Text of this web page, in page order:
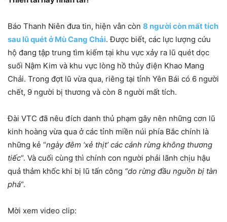
Báo Thanh Niên đưa tin, hiện vẫn còn 8 người còn mất tích
sau lũ quét ở Mù Cang Chải. Được biết, các lực lượng cứu
hộ đang tập trung tìm kiếm tại khu vực xảy ra lũ quét dọc
suối Nậm Kim và khu vực lòng hồ thủy điện Khao Mang
Chải. Trong đợt lũ vừa qua, riêng tại tỉnh Yên Bái có 6 người
chết, 9 người bị thương và còn 8 người mất tích.
Đài VTC đã nêu đích danh thủ phạm gây nên những cơn lũ
kinh hoàng vừa qua ở các tỉnh miền núi phía Bắc chính là
những kẻ “ngày đêm ‘xẻ thịt’ các cánh rừng không thương
tiếc“. Và cuối cùng thì chính con người phải lãnh chịu hậu
quả thảm khốc khi bị lũ tấn công “do rừng đầu nguồn bị tàn
phá“.
Mời xem video clip: